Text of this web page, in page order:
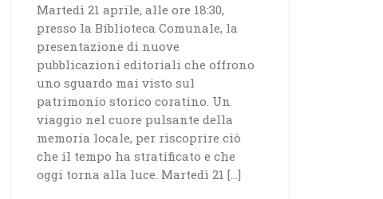
Martedì 21 aprile, alle ore 18:30,
presso la Biblioteca Comunale, la
presentazione di nuove
pubblicazioni editoriali che offrono
uno sguardo mai visto sul
patrimonio storico coratino. Un
viaggio nel cuore pulsante della
memoria locale, per riscoprire ciò
che il tempo ha stratificato e che
oggi torna alla luce. Martedì 21 […]